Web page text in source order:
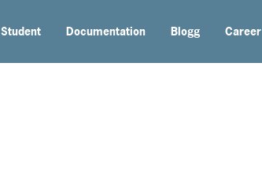
Student Documentation Blogg Career